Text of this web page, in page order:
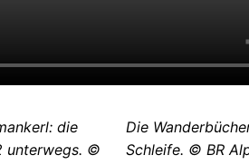
die
unterwegs. ©
Die
Schleife. © BR